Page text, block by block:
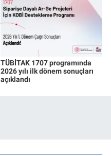
TÜBİTAK 1707 programında
2026 yılı ilk dönem sonuçları
açıklandı